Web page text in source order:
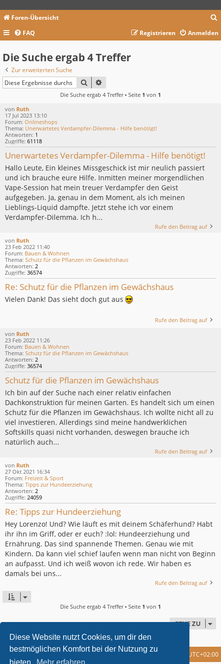
Diese Website nutzt Cookies, um dir den
bestmöglichen Komfort bei der Nutzung zu
Foren-Übersicht
c
FAQ Anmelden
Registrieren
Die Suche ergab 4 Treffer
Zur erweiterten Suche
SUCHE
Die Suche ergab 4 Treffer • Seite 1 von 1
von Ruth
17 Jul 2023 13:10
Forum: Onlineshops
Thema: Unerwartetes Verdampfer-Dilemma - Hilfe benötigt!
Antworten: 1
Zugriffe: 61118
Unerwartetes Verdampfer-Dilemma - Hilfe benötigt!
Hallo Leute, Ein kleines Missgeschick ist mir neulich passiert
und ich brauche eure Hilfe. Inmitten meiner morgendlichen
Vape-Session hat mein treuer Verdampfer den Geist
aufgegeben. Ja, genau in dem Moment, als ich meinen
Lieblings-Liquid dampfte. Jetzt stehe ich vor einem
Verdampfer-Dilemma. Ich h...
Rufe den Beitrag auf
von Ruth
23 Feb 2022 11:40
Forum: Bauen & Wohnen
Thema: Schutz für die Pflanzen im Gewächshaus
Antworten: 2
Zugriffe: 36574
Re: Schutz für die Pflanzen im Gewächshaus
Vielen Dank! Das sieht doch gut aus
Rufe den Beitrag auf
von Ruth
23 Feb 2022 11:26
Forum: Bauen & Wohnen
Thema: Schutz für die Pflanzen im Gewächshaus
Antworten: 2
Zugriffe: 36574
Schutz für die Pflanzen im Gewächshaus
Ich bin auf der Suche nach einer relativ einfachen
Dachkonstruktion für meinen Garten. Es handelt sich um einen
Schutz für die Pflanzen im Gewächshaus. Ich wollte nicht all zu
viel investieren. Allerdings sind meine handwerklichen
Softskills quasi nicht vorhanden, deswegen brauche ich
natürlich auch...
Rufe den Beitrag auf
von Ruth
27 Okt 2021 16:34
Forum: Freizeit & Sport
Thema: Tipps zur Hundeerziehung
Antworten: 2
Zugriffe: 24059
Re: Tipps zur Hundeerziehung
Hey Lorenzo! Und? Wie läuft es mit deinem Schäferhund? Habt
ihr ihn im Griff, oder er euch? :lol: Hundeerziehung und
Ernährung. Das sind spannende Themen. Genau wie mit
Kindern. Da kann viel schief laufen wenn man nicht von Beginn
an aufpasst. Und ich weiß wovon ich rede. Wir haben es
damals bei uns...
Rufe den Beitrag auf
Die Suche ergab 4 Treffer • Seite 1 von 1
GEHE ZU
Foren-Übersicht Alle Zeiten sind UTC+02:00
Alle Cookies löschen